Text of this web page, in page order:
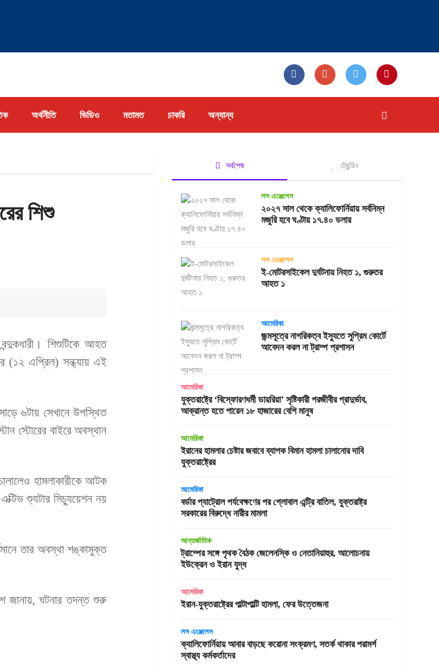
অর্থনীতি ভিডিও মতামত চাকরি অন্যান্য
শিশু
শিশুটিকে আহত
(১২ এপ্রিল) সন্ধ্যায় এই
৬টায় সেখানে উপস্থিত
স্টোরের বাইরে অবস্থান
চালালেও হামলাকারীকে আটক
শ্যুটার সিচ্যুয়েশন নয়
তার অবস্থা শঙ্কামুক্ত
জানায়, ঘটনার তদন্ত শুরু
সর্বশেষ ট্রেন্ডিং
লস এঞ্জেলেস
২০২৭ সাল থেকে ক্যালিফোর্নিয়ায় সর্বনিম্ন
মজুরি হবে ঘণ্টায় ১৭.৪০ ডলার
লস এঞ্জেলেস
ই-মোটরসাইকেল দুর্ঘটনায় নিহত ১, গুরুতর
আহত ১
আমেরিকা
জন্মসূত্রে নাগরিকত্ব ইস্যুতে সুপ্রিম কোর্টে
আবেদন করল না ট্রাম্প প্রশাসন
আমেরিকা
যুক্তরাষ্ট্রে ‘বিস্ফোরণধর্মী ডায়রিয়া’ সৃষ্টিকারী পরজীবীর প্রাদুর্ভাব,
আক্রান্ত হতে পারেন ১৮ হাজারের বেশি মানুষ
আমেরিকা
ইরানের হামলার চেষ্টার জবাবে ব্যাপক বিমান হামলা চালানোর দাবি
যুক্তরাষ্ট্রের
আমেরিকা
বর্ডার প্যাট্রোল পর্যবেক্ষণের পর গ্লোবাল এন্ট্রি বাতিল, যুক্তরাষ্ট্র
সরকারের বিরুদ্ধে নারীর মামলা
আন্তর্জাতিক
ট্রাম্পের সঙ্গে পৃথক বৈঠক জেলেনস্কি ও নেতানিয়াহুর, আলোচনায়
ইউক্রেন ও ইরান যুদ্ধ
আমেরিকা
ইরান-যুক্তরাষ্ট্রের পাল্টাপাল্টি হামলা, ফের উত্তেজনা
লস এঞ্জেলেস
ক্যালিফোর্নিয়ায় আবার বাড়ছে করোনা সংক্রমণ, সতর্ক থাকার পরামর্শ
স্বাস্থ্য কর্মকর্তাদের